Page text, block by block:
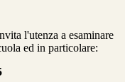
l'utenza a esaminare
ed in particolare: